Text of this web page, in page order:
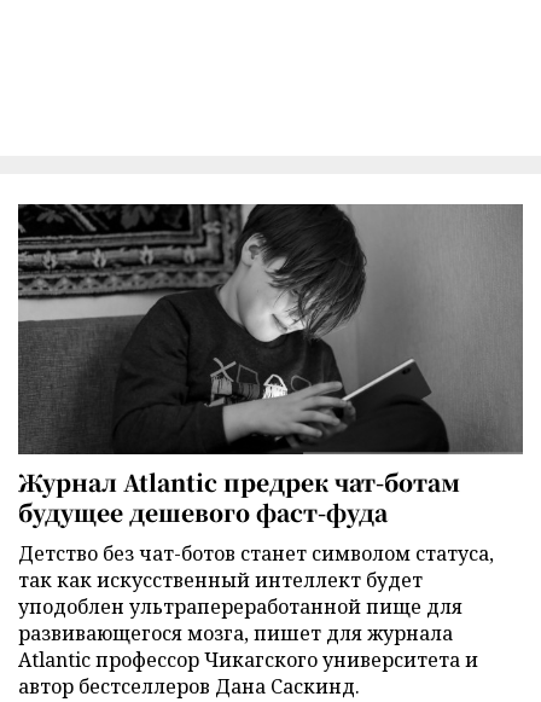
Журнал Atlantic предрек чат-ботам
будущее дешевого фаст-фуда
Детство без чат-ботов станет символом статуса,
так как искусственный интеллект будет
уподоблен ультрапереработанной пище для
развивающегося мозга, пишет для журнала
Atlantic профессор Чикагского университета и
автор бестселлеров Дана Саскинд.